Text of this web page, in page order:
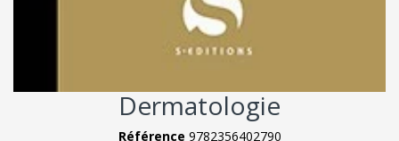
Dermatologie
Référence 9782356402790